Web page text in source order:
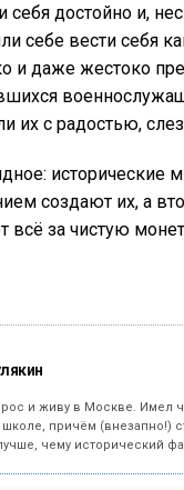
себя достойно и,
себе вести себя
и даже жестоко
их с радостью,
исторические
создают их, а
за чистую
и живу в Москве. Имел
причём (внезапно!)
чему исторический